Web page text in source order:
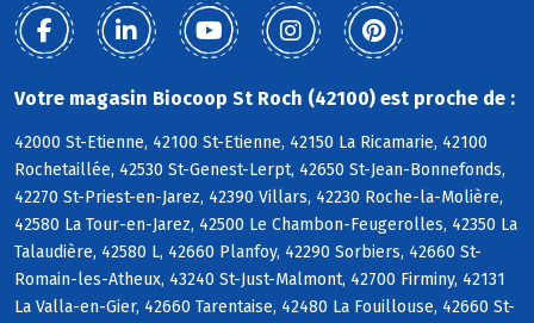
Votre magasin Biocoop St Roch (42100) est proche de :
42000 St-Etienne, 42100 St-Etienne, 42150 La Ricamarie, 42100
Rochetaillée, 42530 St-Genest-Lerpt, 42650 St-Jean-Bonnefonds,
42270 St-Priest-en-Jarez, 42390 Villars, 42230 Roche-la-Molière,
42580 La Tour-en-Jarez, 42500 Le Chambon-Feugerolles, 42350 La
Talaudière, 42580 L, 42660 Planfoy, 42290 Sorbiers, 42660 St-
Romain-les-Atheux, 43240 St-Just-Malmont, 42700 Firminy, 42131
La Valla-en-Gier, 42660 Tarentaise, 42480 La Fouillouse, 42660 St-